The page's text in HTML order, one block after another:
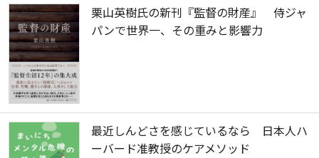
栗山英樹氏の新刊『監督の財産』 侍ジャ
パンで世界一、その重みと影響力
最近しんどさを感じているなら 日本人ハ
ーバード准教授のケアメソッド